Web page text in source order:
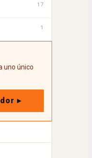
17
1
uno único
▸